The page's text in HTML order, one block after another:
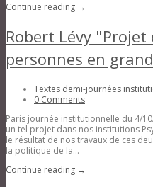
Continue reading →
Robert Lévy "Projet
personnes en
Textes demi-journées
0 Comments
Paris journée institutionnelle du 4/
un tel projet dans nos institutions
le résultat de nos travaux de ces
la politique de la...
Continue reading →